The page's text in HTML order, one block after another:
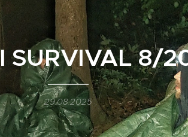
SURVIVAL 8/
29.08.2025